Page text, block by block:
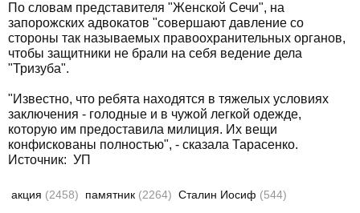
По словам представителя "Женской Сечи", на
запорожских адвокатов "совершают давление со
стороны так называемых правоохранительных органов,
чтобы защитники не брали на себя ведение дела
"Тризуба".
"Известно, что ребята находятся в тяжелых условиях
заключения - голодные и в чужой легкой одежде,
которую им предоставила милиция. Их вещи
конфискованы полностью", - сказала Тарасенко.
Источник: УП
акция (2458) памятник (2264) Сталин Иосиф (544)